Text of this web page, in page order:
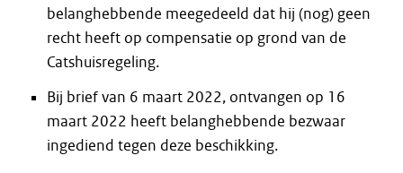
belanghebbende meegedeeld dat hij (nog) geen
recht heeft op compensatie op grond van de
Catshuisregeling.
Bij brief van 6 maart 2022, ontvangen op 16
maart 2022 heeft belanghebbende bezwaar
ingediend tegen deze beschikking.